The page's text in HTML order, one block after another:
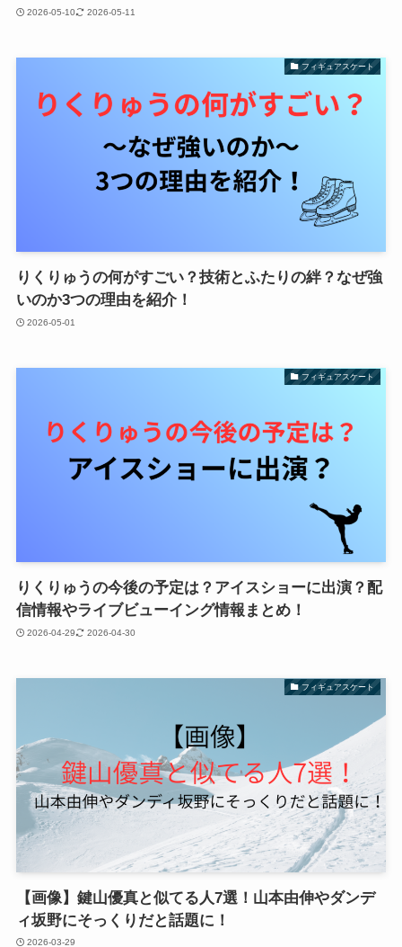
2026-05-10 2026-05-11
フィギュアスケート
りくりゅうの何がすごい？技術とふたりの絆？なぜ強
いのか3つの理由を紹介！
2026-05-01
フィギュアスケート
りくりゅうの今後の予定は？アイスショーに出演？配
信情報やライブビューイング情報まとめ！
2026-04-29 2026-04-30
フィギュアスケート
【画像】鍵山優真と似てる人7選！山本由伸やダンデ
ィ坂野にそっくりだと話題に！
2026-03-29